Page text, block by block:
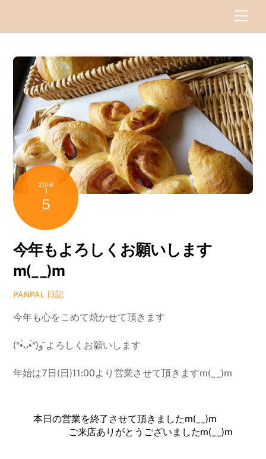
2018
1
5
今年もよろしくお願いします
m(__)m
PANPAL 日記
今年も心をこめて焼かせて頂きます
(*•̀ᴗ•́*)و ̑̑よろしくお願いします
年始は7日(日)11:00より営業させて頂きますm(__)m
本日の営業を終了させて頂きましたm(__)m
ご来店ありがとうございましたm(__)m